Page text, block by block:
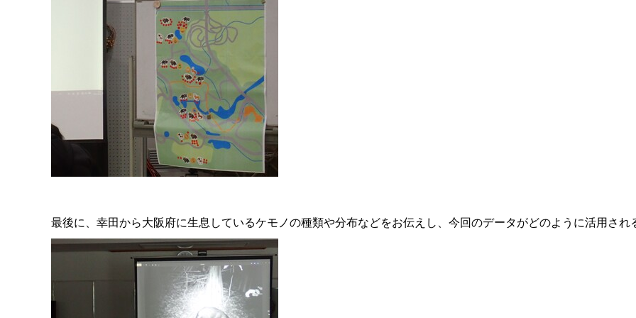
最後に、幸田から大阪府に生息しているケモノの種類や分布などをお伝えし、今回のデータがどのように活用され